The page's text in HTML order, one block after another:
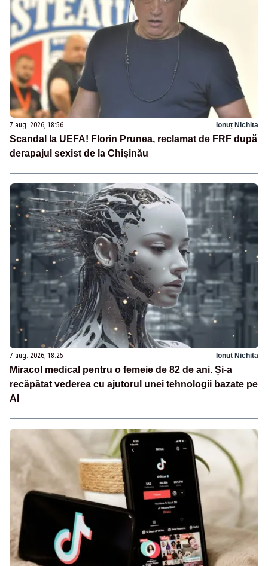
7 aug. 2026, 18:56 Ionuț Nichita
Scandal la UEFA! Florin Prunea, reclamat de FRF după
derapajul sexist de la Chișinău
7 aug. 2026, 18:25 Ionuț Nichita
Miracol medical pentru o femeie de 82 de ani. Și-a
recăpătat vederea cu ajutorul unei tehnologii bazate pe
AI